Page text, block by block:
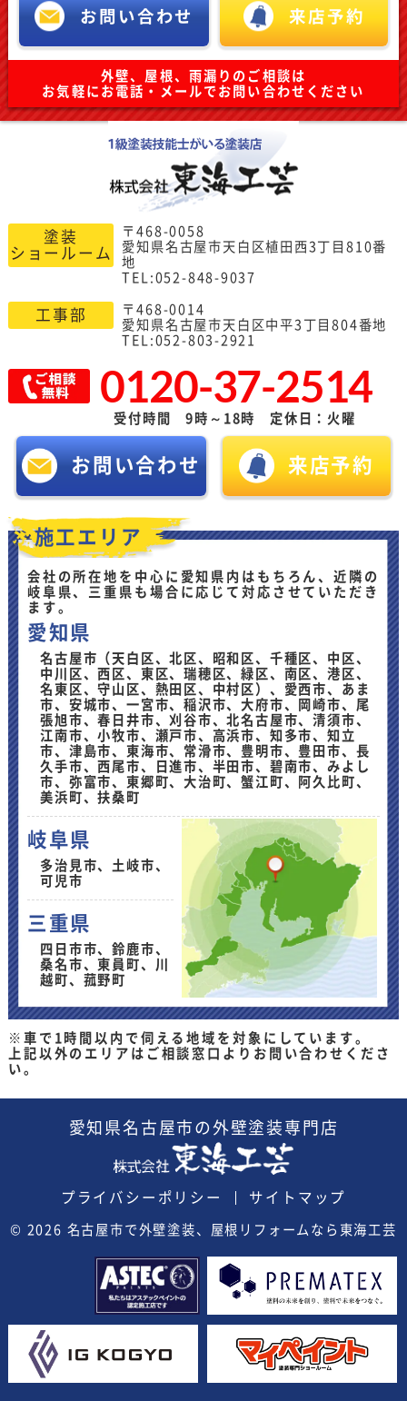
お問い合わせ 来店予約
外壁、屋根、雨漏りのご相談は
お気軽にお電話・メールでお問い合わせください
塗装
ショールーム
〒468-0058
愛知県名古屋市天白区植田西3丁目810番
地
TEL:052-848-9037
工事部
〒468-0014
愛知県名古屋市天白区中平3丁目804番地
TEL:052-803-2921
0120-37-2514
受付時間 9時～18時 定休日：火曜
お問い合わせ 来店予約
施工エリア
会社の所在地を中心に愛知県内はもちろん、近隣の
岐阜県、三重県も場合に応じて対応させていただき
ます。
愛知県
名古屋市（天白区、北区、昭和区、千種区、中区、
中川区、西区、東区、瑞穂区、緑区、南区、港区、
名東区、守山区、熱田区、中村区）、愛西市、あま
市、安城市、一宮市、稲沢市、大府市、岡崎市、尾
張旭市、春日井市、刈谷市、北名古屋市、清須市、
江南市、小牧市、瀬戸市、高浜市、知多市、知立
市、津島市、東海市、常滑市、豊明市、豊田市、長
久手市、西尾市、日進市、半田市、碧南市、みよし
市、弥富市、東郷町、大治町、蟹江町、阿久比町、
美浜町、扶桑町
岐阜県
多治見市、土岐市、
可児市
三重県
四日市市、鈴鹿市、
桑名市、東員町、川
越町、菰野町
※車で1時間以内で伺える地域を対象にしています。
上記以外のエリアはご相談窓口よりお問い合わせくださ
い。
愛知県名古屋市の外壁塗装 専門店
プライバシーポリシー サイトマップ
© 2026 名古屋市で外壁塗装、屋根リフォームなら東海工芸